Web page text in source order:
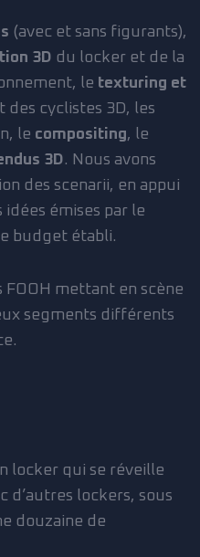
(avec et sans figurants),
3D du locker et de la
le texturing et
des cyclistes 3D, les
le compositing, le
3D. Nous avons
des scenarii, en appui
idées émises par le
budget établi.
FOOH mettant en scène
segments différents
locker qui se réveille
d’autres lockers, sous
douzaine de